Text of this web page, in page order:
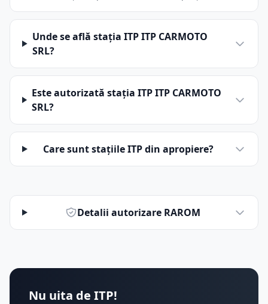
Unde se află stația ITP ITP CARMOTO
SRL?
Este autorizată stația ITP ITP CARMOTO
SRL?
Care sunt stațiile ITP din apropiere?
Detalii autorizare RAROM
Nu uita de ITP!